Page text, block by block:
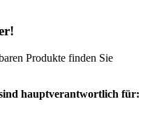
Produkte finden Sie
hauptverantwortlich für: